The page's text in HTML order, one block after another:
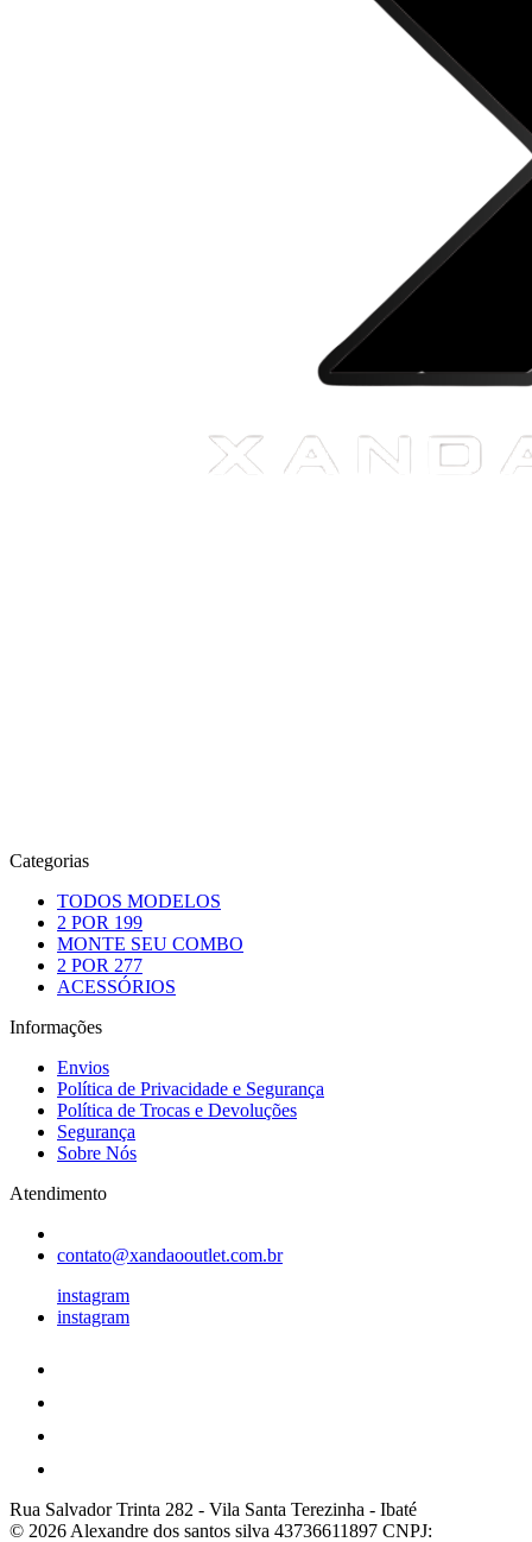
Categorias
TODOS MODELOS
2 POR 199
MONTE SEU COMBO
2 POR 277
ACESSÓRIOS
Informações
Envios
Política de Privacidade e Segurança
Política de Trocas e Devoluções
Segurança
Sobre Nós
Atendimento
contato@xandaooutlet.com.br
instagram
instagram
Rua Salvador Trinta 282 - Vila Santa Terezinha - Ibaté
© 2026 Alexandre dos santos silva 43736611897 CNPJ: